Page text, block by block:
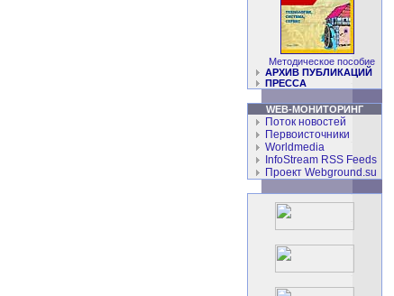
Методическое пособие
АРХИВ ПУБЛИКАЦИЙ
ПРЕССA
WEB-МОНИТОРИНГ
Поток новостей
Первоисточники
Worldmedia
InfoStream RSS Feeds
Проект Webground.su